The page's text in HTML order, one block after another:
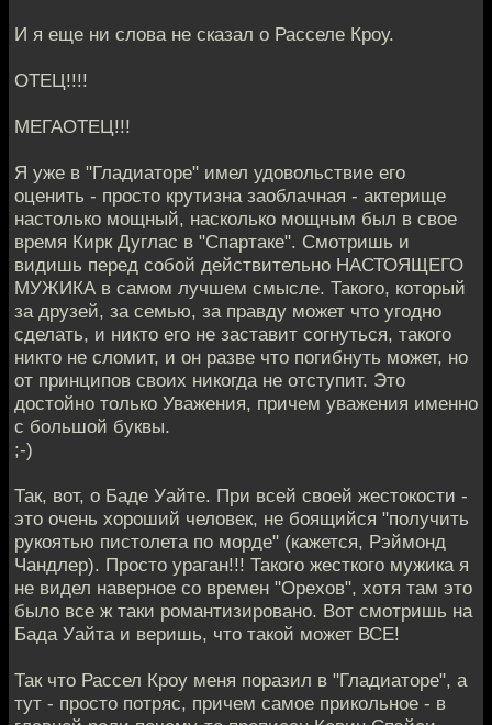
И я еще ни слова не сказал о Расселе Кроу.
ОТЕЦ!!!!
МЕГАОТЕЦ!!!
Я уже в "Гладиаторе" имел удовольствие его
оценить - просто крутизна заоблачная - актерище
настолько мощный, насколько мощным был в свое
время Кирк Дуглас в "Спартаке". Смотришь и
видишь перед собой действительно НАСТОЯЩЕГО
МУЖИКА в самом лучшем смысле. Такого, который
за друзей, за семью, за правду может что угодно
сделать, и никто его не заставит согнуться, такого
никто не сломит, и он разве что погибнуть может, но
от принципов своих никогда не отступит. Это
достойно только Уважения, причем уважения именно
с большой буквы.
;-)
Так, вот, о Баде Уайте. При всей своей жестокости -
это очень хороший человек, не боящийся "получить
рукоятью пистолета по морде" (кажется, Рэймонд
Чандлер). Просто ураган!!! Такого жесткого мужика я
не видел наверное со времен "Орехов", хотя там это
было все ж таки романтизировано. Вот смотришь на
Бада Уайта и веришь, что такой может ВСЕ!
Так что Рассел Кроу меня поразил в "Гладиаторе", а
тут - просто потряс, причем самое прикольное - в